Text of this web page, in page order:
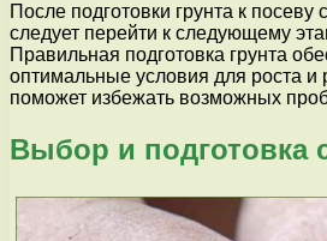
После подготовки грунта к посеву
следует перейти к следующему
Правильная подготовка грунта
оптимальные условия для роста и
поможет избежать возможных
Выбор и подготовка